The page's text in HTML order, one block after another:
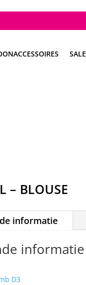
SALE
– BLOUSE
informatie
informatie
D3